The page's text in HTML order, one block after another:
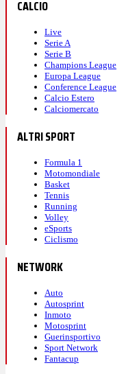
CALCIO
Live
Serie A
Serie B
Champions League
Europa League
Conference League
Calcio Estero
Calciomercato
ALTRI SPORT
Formula 1
Motomondiale
Basket
Tennis
Running
Volley
eSports
Ciclismo
NETWORK
Auto
Autosprint
Inmoto
Motosprint
Guerinsportivo
Sport Network
Fantacup